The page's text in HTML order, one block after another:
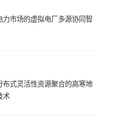
力市场的虚拟电厂多源协同智
布式灵活性资源聚合的高寒地
术